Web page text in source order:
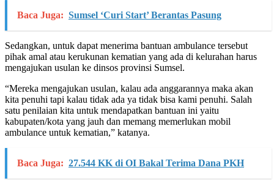
Baca Juga: Sumsel ‘Curi Start’ Berantas Pasung
Sedangkan, untuk dapat menerima bantuan ambulance tersebut
pihak amal atau kerukunan kematian yang ada di kelurahan harus
mengajukan usulan ke dinsos provinsi Sumsel.
“Mereka mengajukan usulan, kalau ada anggarannya maka akan
kita penuhi tapi kalau tidak ada ya tidak bisa kami penuhi. Salah
satu penilaian kita untuk mendapatkan bantuan ini yaitu
kabupaten/kota yang jauh dan memang memerlukan mobil
ambulance untuk kematian,” katanya.
Baca Juga: 27.544 KK di OI Bakal Terima Dana PKH